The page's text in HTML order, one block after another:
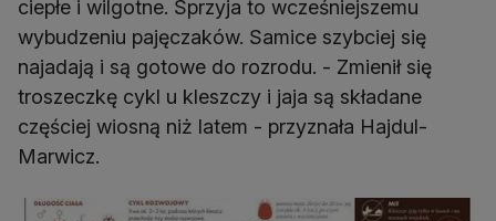
ciepłe i wilgotne. Sprzyja to wcześniejszemu
wybudzeniu pajęczaków. Samice szybciej się
najadają i są gotowe do rozrodu. - Zmienił się
troszeczkę cykl u kleszczy i jaja są składane
częściej wiosną niż latem - przyznała Hajdul-
Marwicz.